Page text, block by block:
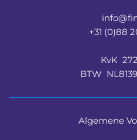
+31 (0)88
KvK
BTW
Algemene